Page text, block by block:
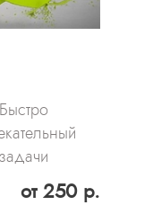
от 250 р.